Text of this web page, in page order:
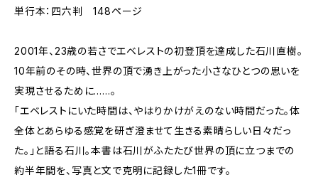
単行本：四六判 148ページ
2001年、23歳の若さでエベレストの初登頂を達成した石川直樹。
10年前のその時、世界の頂で湧き上がった小さなひとつの思いを
実現させるために……。
「エベレストにいた時間は、やはりかけがえのない時間だった。体
全体とあらゆる感覚を研ぎ澄ませて生きる素晴らしい日々だっ
た。」と語る石川。本書は石川がふたたび世界の頂に立つまでの
約半年間を、写真と文で克明に記録した1冊です。